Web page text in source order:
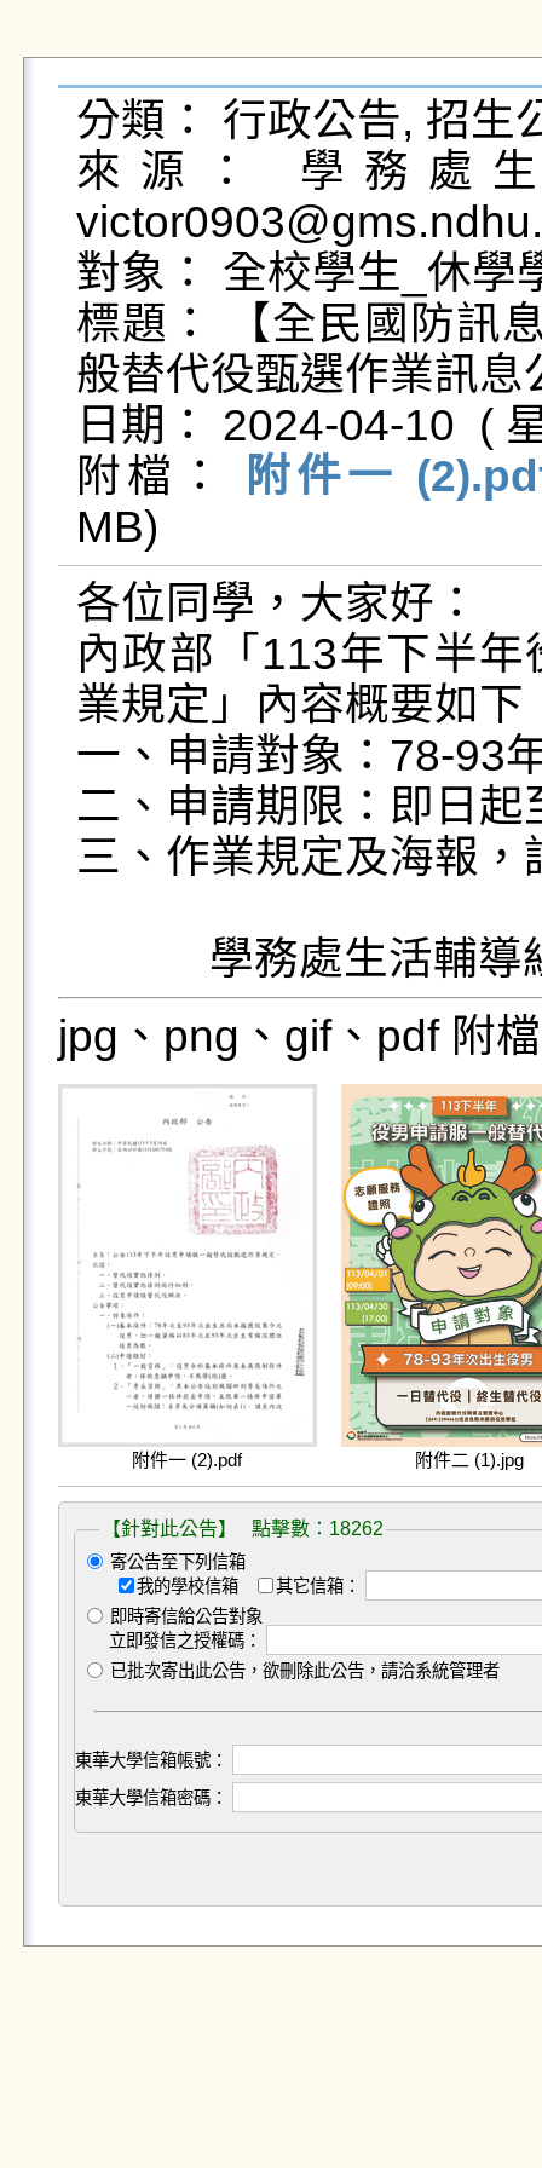
分類： 行政公告, 招生
來源： 學務處
對象： 全校學生_休學
標題： 【全民國防訊
般替代役甄選作業訊息
日期： 2024-04-10  (
附檔：
附件一
MB)
各位同學，大家好：
內政部「113年下半
業規定」內容概要如下
一、申請對象：78-93
二、申請期限：即日
三、作業規定及海報，
jpg、png、gif、pdf 附
附件一 (2).pdf 附件二 (1).jpg
【針對此公告】 點擊數：18262
寄公告至下列信箱
我的學校信箱
其它信箱：
即時寄信給公告對象
立即發信之授權碼：
已批次寄出此公告，欲刪除此公告，請洽系統管理者
東華大學信箱帳號：
東華大學信箱密碼：